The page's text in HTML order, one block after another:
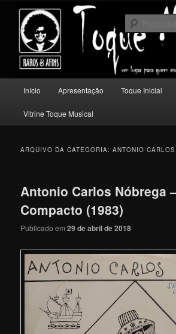
conteúdo
principal
conteúdo
secundário
Toque Musical
Um lugar para quem escuta música com outros
principal
Início Apresentação Toque Inicial
Vitrine Toque Musical
ARQUIVO DA CATEGORIA:ANTONIO
Antonio Carlos Nóbrega
Compacto (1983)
Publicado em29 de abril de 2018